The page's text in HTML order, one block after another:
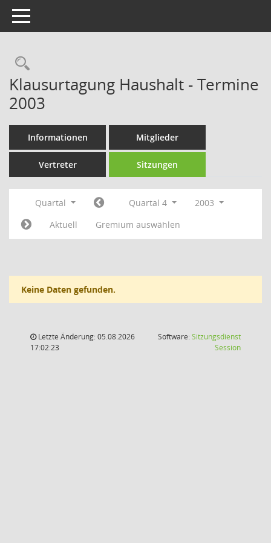
Toggle navigation
Rechercheauswahl
Klausurtagung Haushalt - Termine
2003
Informationen Mitglieder
Vertreter Sitzungen
Quartal Quartal 4
2003
Aktuell
Gremium auswählen
Keine Daten gefunden.
Letzte Änderung: 05.08.2026
17:02:23
Software:Sitzungsdienst
Session(Wird in